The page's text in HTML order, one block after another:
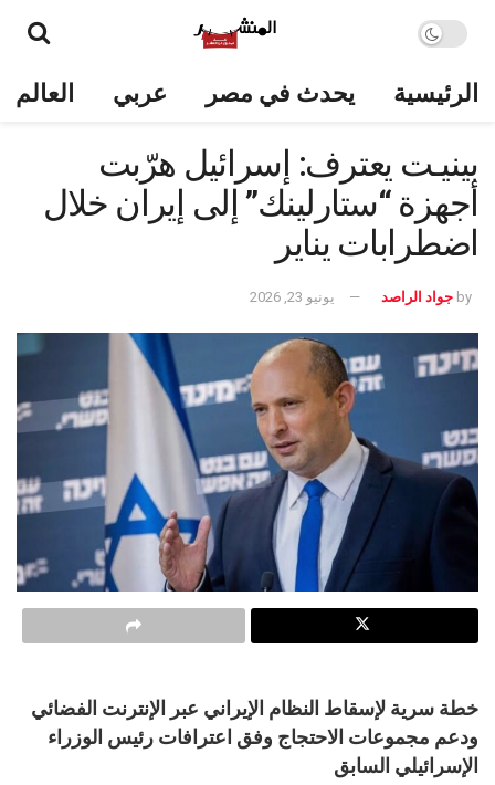
الرئيسية يحدث في مصر عربي العالم
بينيـت يعترف: إسرائيل هرّبت
أجهزة “ستارلينك” إلى إيران خلال
اضطرابات يناير
by جواد الراصد يونيو 23, 2026
خطة سرية لإسقاط النظام الإيراني عبر الإنترنت الفضائي
ودعم مجموعات الاحتجاج وفق اعترافات رئيس الوزراء
الإسرائيلي السابق